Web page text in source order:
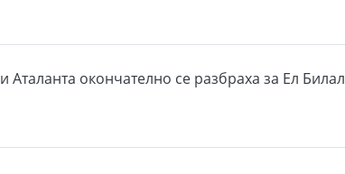
Аталанта окончателно се разбраха за Ел Билал